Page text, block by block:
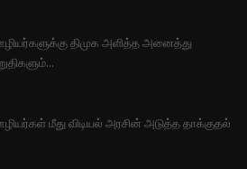
திமுக அளித்த அனைத்து
மீது விடியல் அரசின் அடுத்த தாக்குதல்